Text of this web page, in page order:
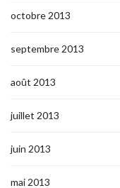
octobre 2013
septembre 2013
août 2013
juillet 2013
juin 2013
mai 2013